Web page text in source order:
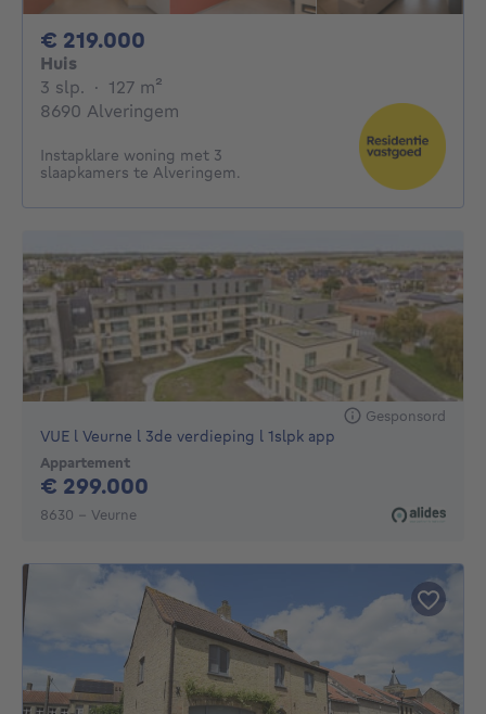
€ 219.000
Huis
3 slp. 3 slaapkamers
· 127 m²
8690 Alveringem
Instapklare woning met 3
slaapkamers te Alveringem.
Gesponsord
VUE l Veurne l 3de verdieping l 1slpk app
Appartement
€ 299.000
8630 - Veurne